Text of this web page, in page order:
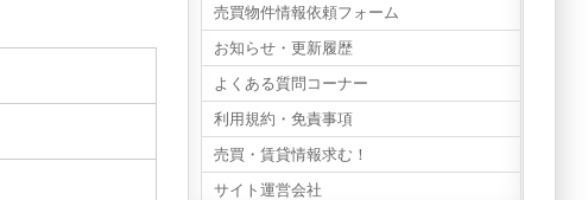
売買物件情報依頼フォーム
お知らせ・更新履歴
よくある質問コーナー
利用規約・免責事項
売買・賃貸情報求む！
サイト運営会社